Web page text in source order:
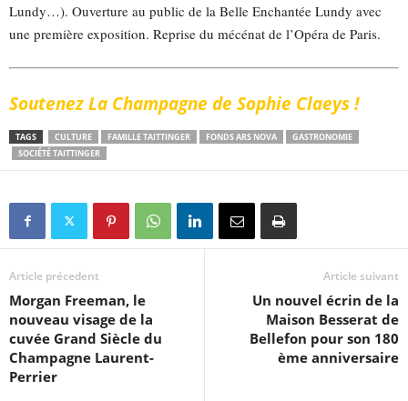
Lundy…). Ouverture au public de la Belle Enchantée Lundy avec
une première exposition. Reprise du mécénat de l’Opéra de Paris.
Soutenez La Champagne de Sophie Claeys !
TAGS CULTURE FAMILLE TAITTINGER FONDS ARS NOVA
GASTRONOMIE
SOCIÉTÉ TAITTINGER
Article précedent
Morgan Freeman, le
nouveau visage de la
cuvée Grand Siècle du
Champagne Laurent-
Perrier
Article suivant
Un nouvel écrin de la
Maison Besserat de
Bellefon pour son 180
ème anniversaire